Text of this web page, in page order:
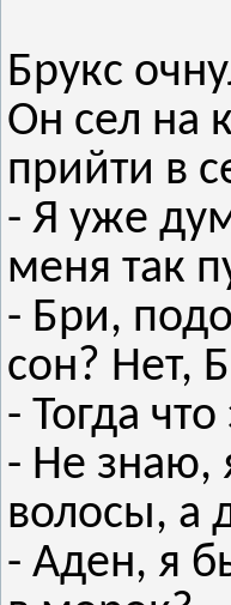
Брукс
Он сел на
прийти в
- Я уже
меня так
- Бри,
сон? Нет,
- Тогда
- Не знаю,
волосы, а
- Аден, я